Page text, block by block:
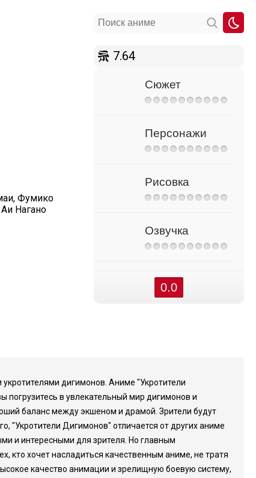
Фумико
Нагано
7.64
Сюжет
Персонажи
Рисовка
Озвучка
0.0
дигимонов. Аниме "Укротители
в увлекательный мир дигимонов и
баланс между экшеном и драмой. Зрители будут
"Укротители Дигимонов" отличается от других аниме
и интересными для зрителя. Но главным
кто хочет насладиться качественным аниме, не тратя
качество анимации и зрелищную боевую систему,